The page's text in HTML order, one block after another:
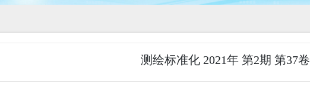
测绘标准化 2021年 第2期 第37卷